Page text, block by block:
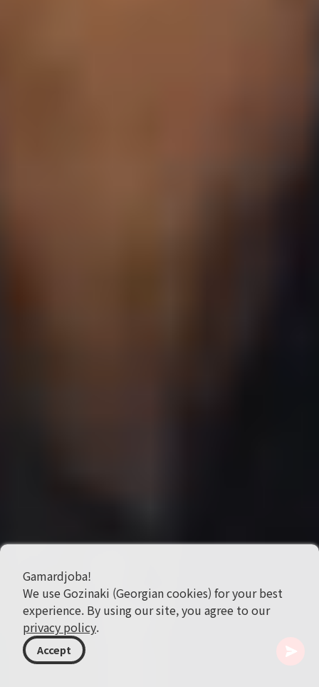
Gamardjoba!
We use Gozinaki (Georgian cookies) for your best
experience. By using our site, you agree to our
privacy policy.
Accept